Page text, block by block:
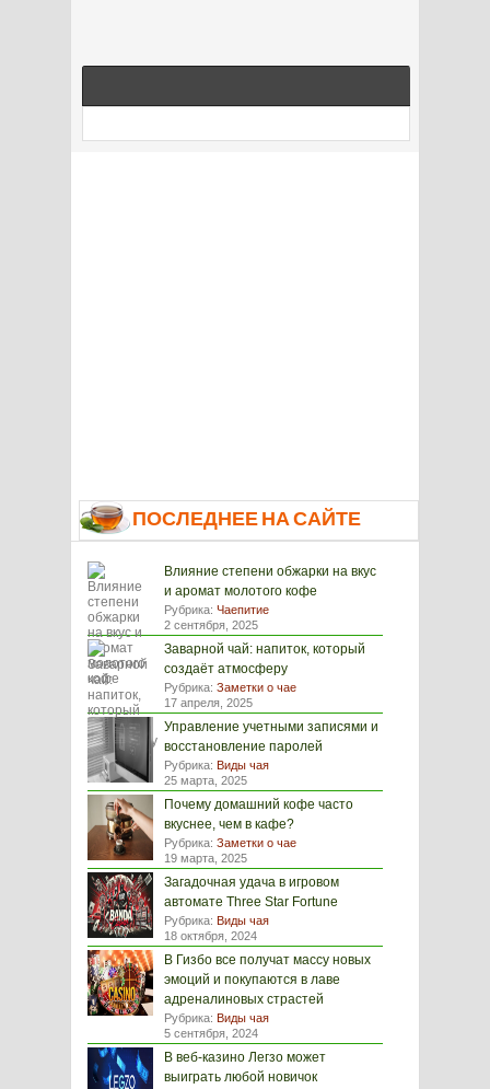
ПОСЛЕДНЕЕ НА САЙТЕ
Влияние степени обжарки на вкус
и аромат молотого кофе
Рубрика: Чаепитие
2 сентября, 2025
Заварной чай: напиток, который
создаёт атмосферу
Рубрика: Заметки о чае
17 апреля, 2025
Управление учетными записями и
восстановление паролей
Рубрика: Виды чая
25 марта, 2025
Почему домашний кофе часто
вкуснее, чем в кафе?
Рубрика: Заметки о чае
19 марта, 2025
Загадочная удача в игровом
автомате Three Star Fortune
Рубрика: Виды чая
18 октября, 2024
В Гизбо все получат массу новых
эмоций и покупаются в лаве
адреналиновых страстей
Рубрика: Виды чая
5 сентября, 2024
В веб-казино Легзо может
выиграть любой новичок